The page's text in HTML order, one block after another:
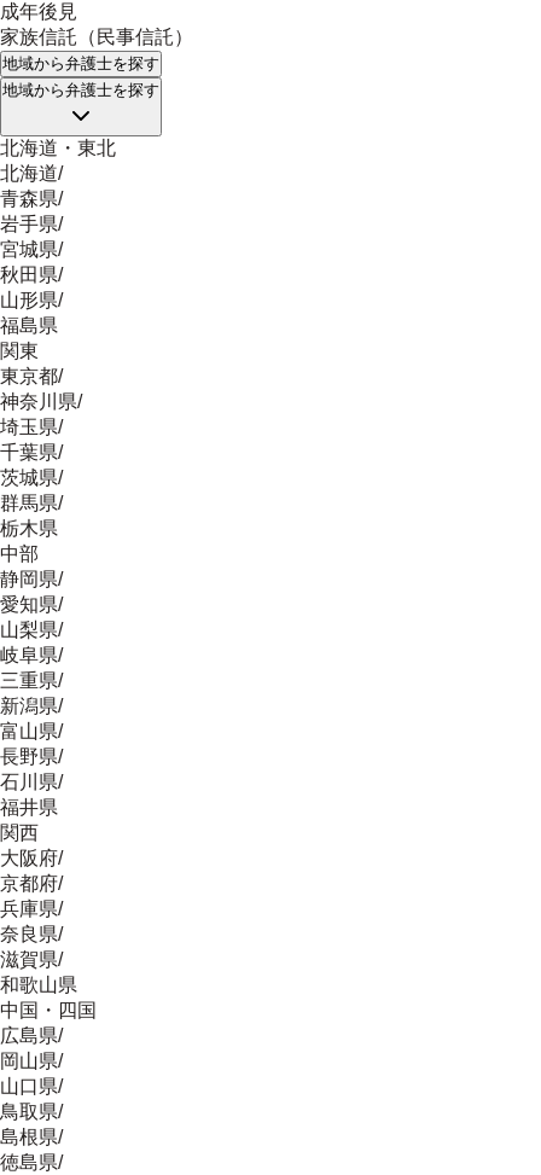
成年後見
家族信託（民事信託）
地域から弁護士を探す
地域から弁護士を探す
北海道・東北
北海道/
青森県/
岩手県/
宮城県/
秋田県/
山形県/
福島県
関東
東京都/
神奈川県/
埼玉県/
千葉県/
茨城県/
群馬県/
栃木県
中部
静岡県/
愛知県/
山梨県/
岐阜県/
三重県/
新潟県/
富山県/
長野県/
石川県/
福井県
関西
大阪府/
京都府/
兵庫県/
奈良県/
滋賀県/
和歌山県
中国・四国
広島県/
岡山県/
山口県/
鳥取県/
島根県/
徳島県/